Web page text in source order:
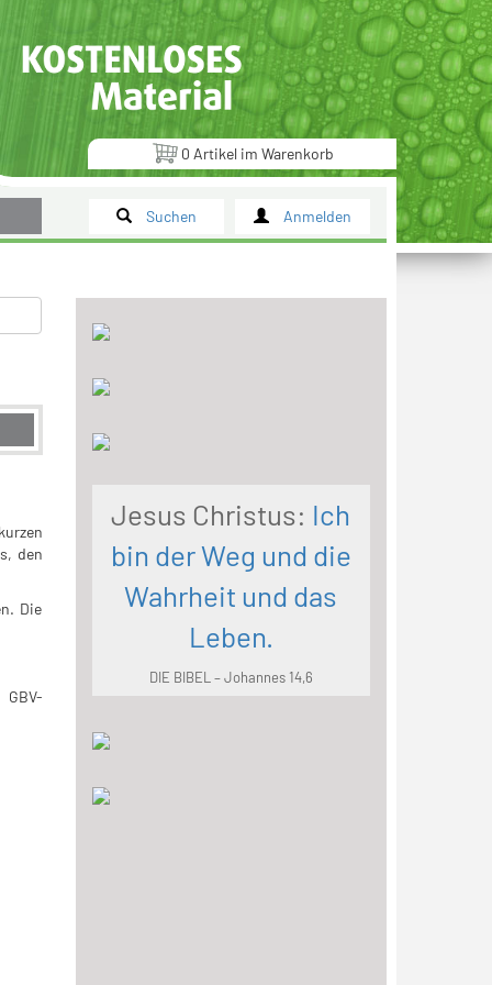
0 Artikel im Warenkorb
Suchen Anmelden
den
Die
Jesus Christus: Ich
bin der Weg und die
Wahrheit und das
Leben.
DIE BIBEL – Johannes 14,6